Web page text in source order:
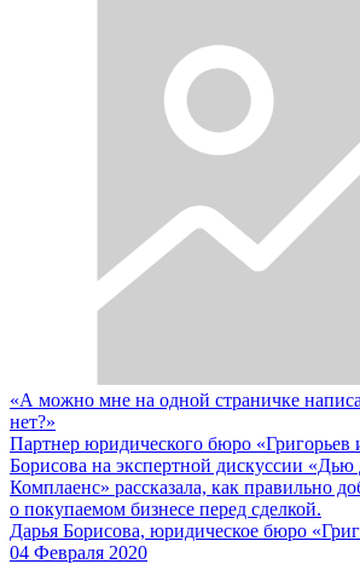
«А можно мне на одной страничке
нет?»
Партнер юридического бюро «Григорьев
Борисова на экспертной дискуссии
Комплаенс» рассказала, как правильно
о покупаемом бизнесе перед сделкой.
Дарья Борисова, юридическое бюро
04 Февраля 2020